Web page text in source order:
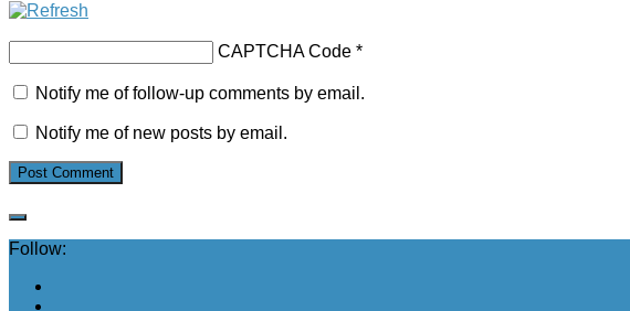
CAPTCHA Code *
Notify me of follow-up comments by email.
Notify me of new posts by email.
Follow: